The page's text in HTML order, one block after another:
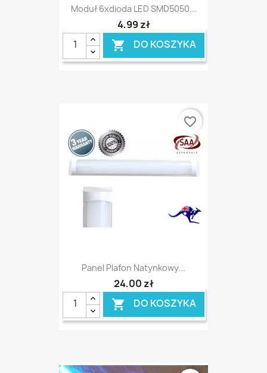
Moduł 6xdioda LED SMD5050...
4,99 zł
 DO KOSZYKA
Panel Plafon Natynkowy...
24,00 zł
 DO KOSZYKA
favorite_border